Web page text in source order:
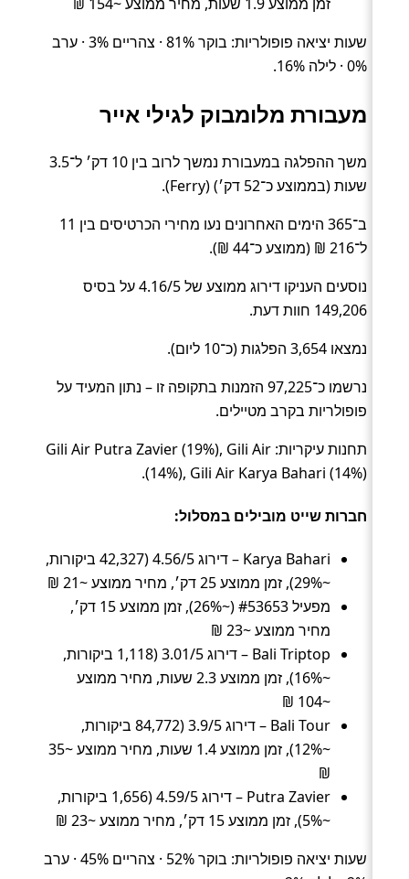
שעות יציאה פופולריות: בוקר 81% · צהריים 3% · ערב
0% · לילה 16%.
מעבורת מלומבוק לגילי אייר
משך ההפלגה במעבורת נמשך לרוב בין 10 דק׳ ל־3.5
שעות (בממוצע כ־52 דק׳) (Ferry).
ב־365 הימים האחרונים נעו מחירי הכרטיסים בין 11
ל־216 ₪ (ממוצע כ־44 ₪).
נוסעים העניקו דירוג ממוצע של 4.16/5 על בסיס
149,206 חוות דעת.
נמצאו 3,654 הפלגות (כ־10 ליום).
נרשמו כ־97,225 הזמנות בתקופה זו – נתון המעיד על
פופולריות בקרב מטיילים.
תחנות עיקריות: Gili Air Putra Zavier (19%), Gili Air
(14%), Gili Air Karya Bahari (14%).
חברות שייט מובילים במסלול:
Karya Bahari – דירוג 4.56/5 (42,327 ביקורות,
~29%), זמן ממוצע 25 דק׳, מחיר ממוצע ~21 ₪
מפעיל #53653 (~26%), זמן ממוצע 15 דק׳,
מחיר ממוצע ~23 ₪
Bali Triptop – דירוג 3.01/5 (1,118 ביקורות,
~16%), זמן ממוצע 2.3 שעות, מחיר ממוצע
~104 ₪
Bali Tour – דירוג 3.9/5 (84,772 ביקורות,
~12%), זמן ממוצע 1.4 שעות, מחיר ממוצע ~35
₪
Putra Zavier – דירוג 4.59/5 (1,656 ביקורות,
~5%), זמן ממוצע 15 דק׳, מחיר ממוצע ~23 ₪
שעות יציאה פופולריות: בוקר 52% · צהריים 45% · ערב